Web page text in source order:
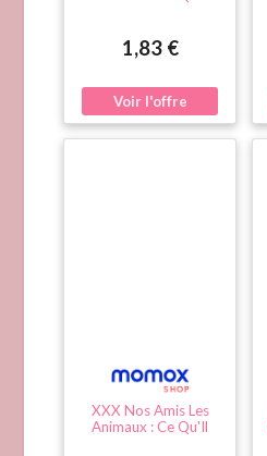
Un Amour De Poule
1,83 €
XXX Nos Amis Les
Animaux : Ce Qu'Il